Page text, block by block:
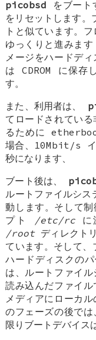
picobsd をブート
をリセットします。
トと似ています。
ゆっくりと進みま
メージをハードデ
は CDROM に保存
す。
また、利用者は、
てロードされてい
るために
場合、10Mbit/s イ
秒になります、
ブート後は、
ルートファイルシス
動します。そして
プト
/etc/rcに
/rootディレクト
ています。そして
ハードディスクの
は、ルートファイ
読み込んだファイ
メディアにローカ
のフェーズの後で
限りブートデバイス